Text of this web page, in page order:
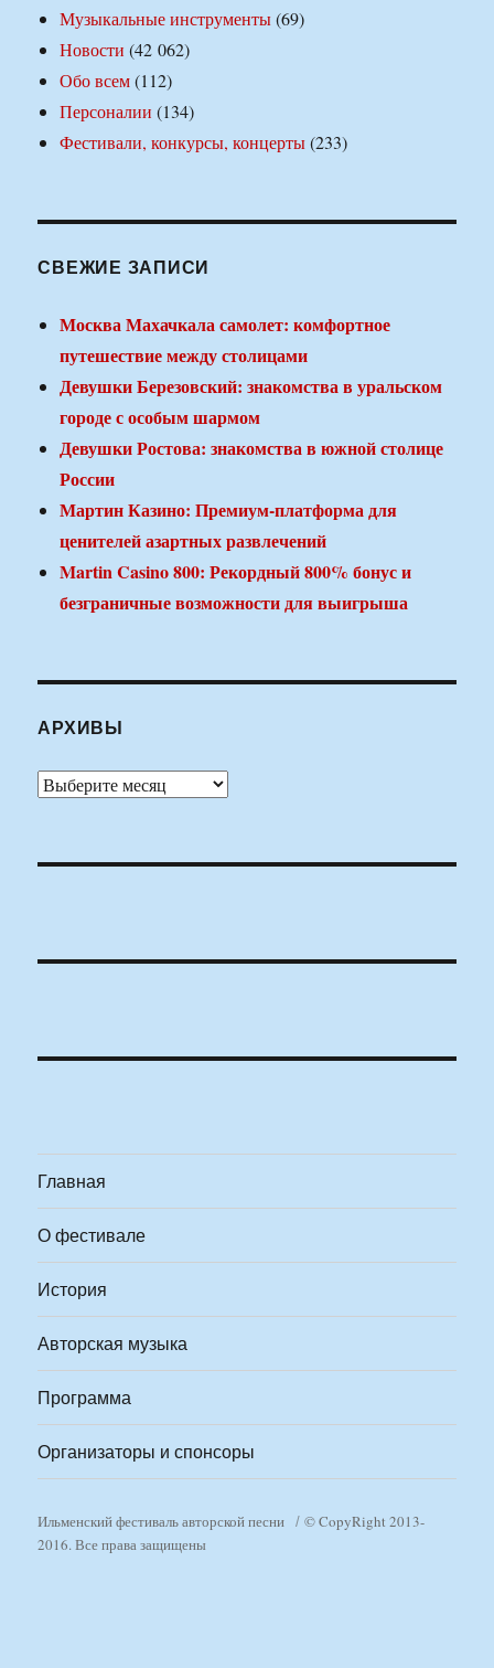
Музыкальные инструменты(69)
Новости (42 062)
Обо всем(112)
Персоналии (134)
Фестивали, конкурсы, концерты(233)
СВЕЖИЕ ЗАПИСИ
Москва Махачкала самолет: комфортное
путешествие между столицами
Девушки Березовский: знакомства в уральском
городе с особым шармом
Девушки Ростова: знакомства в южной столице
России
Мартин Казино: Премиум-платформа для
ценителей азартных развлечений
Martin Casino 800: Рекордный 800% бонус и
безграничные возможности для выигрыша
АРХИВЫ
Архивы
Главная
О фестивале
История
Авторская музыка
Программа
Организаторы и спонсоры
Ильменский фестиваль авторской песни
© CopyRight 2013-
2016. Все права защищены